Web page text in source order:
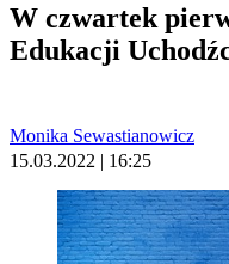
W czwartek
Edukacji
Monika Sewastianowicz
15.03.2022 | 16:25